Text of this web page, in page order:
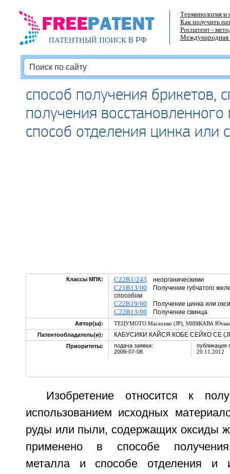
ПАТЕНТНЫЙ ПОИСКВ РФ
Терминология и
Как получить
Роспатент -
Международная
способ получения брикетов,
получения
способ отделения цинка или
Классы МПК: C22B1/243 неорганическими
C21B13/00 Получение губчатого
способом
C22B19/00 Получение цинка или
C22B13/00 Получение свинца
Автор(ы): ТЕЦУМОТО Масахико (JP), МИЯКАВА Ютака
Патентообладатель(и):
КАБУСИКИ КАЙСЯ КОБЕ СЕЙКО СЕ
Приоритеты:
подача заявки:
2009-07-08
публикация
20.11.2012
Изобретение относится к
использованием исходных
руды или пыли, содержащих оксиды
применено в способе получения
металла и способе отделения и